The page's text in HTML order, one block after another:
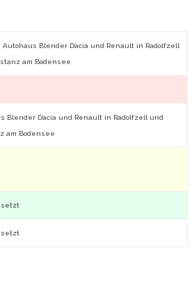
Blender Dacia und Renault in Radolfzell
am Bodensee
Blender Dacia und Renault in Radolfzell und
am Bodensee